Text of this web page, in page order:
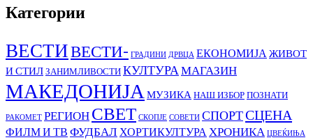
Категории
ВЕСТИВЕСТИ- ГРАДИНИ ДРВЦА ЕКОНОМИЈА ЖИВОТ
И СТИЛЗАНИМЛИВОСТИКУЛТУРА МАГАЗИН
МАКЕДОНИЈА МУЗИКА НАШ ИЗБОРПОЗНАТИ
РАКОМЕТ РЕГИОНСВЕТ СКОПЈЕ СОВЕТИ СПОРТСЦЕНА
ФИЛМ И ТВ ФУДБАЛ ХОРТИКУЛТУРА ХРОНИКА ЦВЕЌИЊА